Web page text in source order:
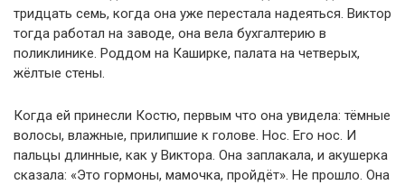
тридцать семь, когда она уже перестала надеяться. Виктор
тогда работал на заводе, она вела бухгалтерию в
поликлинике. Роддом на Каширке, палата на четверых,
жёлтые стены.
Когда ей принесли Костю, первым что она увидела: тёмные
волосы, влажные, прилипшие к голове. Нос. Его нос. И
пальцы длинные, как у Виктора. Она заплакала, и акушерка
сказала: «Это гормоны, мамочка, пройдёт». Не прошло. Она